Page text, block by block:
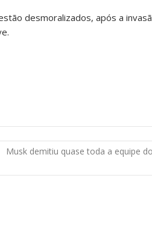
desmoralizados, após a
Musk demitiu quase toda a equipe